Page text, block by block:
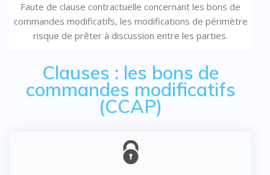
Faute de clause contractuelle concernant les bons de
commandes modificatifs, les modifications de périmètre
risque de prêter à discussion entre les parties.
Clauses : les bons de
commandes modificatifs
(CCAP)